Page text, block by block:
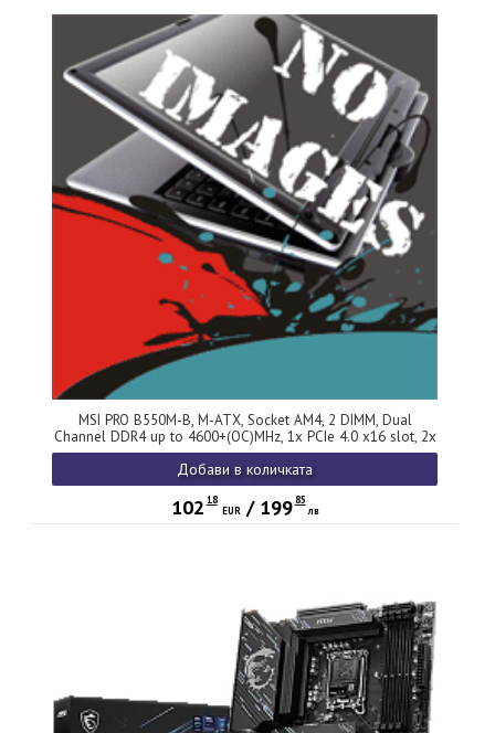
MSI PRO B550M-B, M-ATX, Socket AM4, 2 DIMM, Dual
Channel DDR4 up to 4600+(OC)MHz, 1x PCIe 4.0 x16 slot, 2x
M.2 slots, 4x USB 3.2 Gen 1, 2x USB 2.0, 1x HDMI,1x DP, 1G
LAN, 7.1 Audio, 3Y
Добави в количката
102 18
EUR/ 199 85
лв